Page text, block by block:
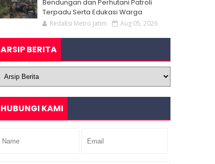
Bendungan dan Perhutani Patroli
Terpadu Serta Edukasi Warga
Redaksi Metro Jatim Aug 05, 2026
ARSIP BERITA
HUBUNGI KAMI